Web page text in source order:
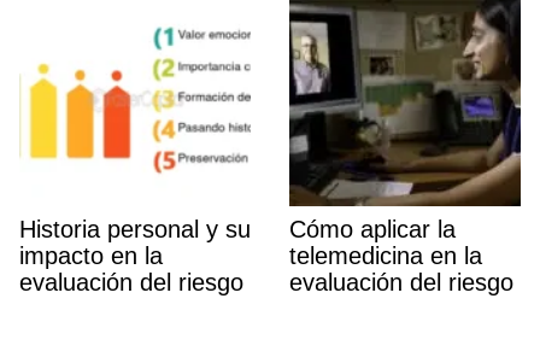
Historia personal y su
impacto en la
evaluación del riesgo
Cómo aplicar la
telemedicina en la
evaluación del riesgo